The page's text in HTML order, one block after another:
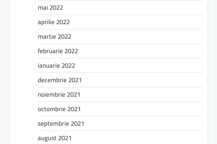
mai 2022
aprilie 2022
martie 2022
februarie 2022
ianuarie 2022
decembrie 2021
noiembrie 2021
octombrie 2021
septembrie 2021
august 2021